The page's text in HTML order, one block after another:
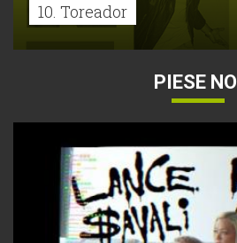
10. Toreador
PIESE NOI